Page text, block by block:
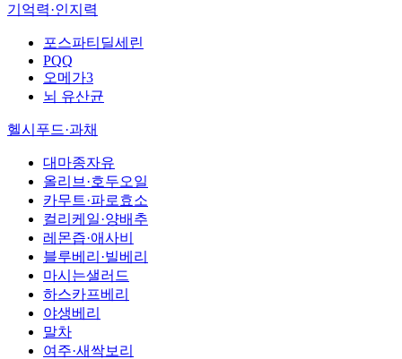
기억력·인지력
포스파티딜세린
PQQ
오메가3
뇌 유산균
헬시푸드·과채
대마종자유
올리브·호두오일
카무트·파로효소
컬리케일·양배추
레몬즙·애사비
블루베리·빌베리
마시는샐러드
하스카프베리
야생베리
말차
여주·새싹보리